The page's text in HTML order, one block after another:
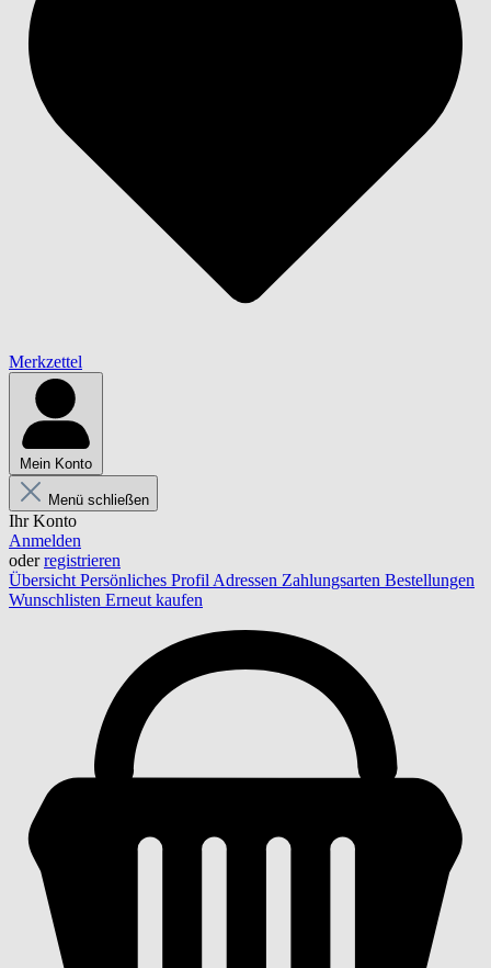
Merkzettel
Mein Konto
Menü schließen
Ihr Konto
Anmelden
oderregistrieren
Übersicht Persönliches Profil Adressen Zahlungsarten Bestellungen
Wunschlisten Erneut kaufen